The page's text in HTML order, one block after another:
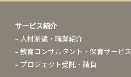
サービス紹介
人材派遣・職業紹介
教育コンサルタント・保育サービス
プロジェクト受託・請負